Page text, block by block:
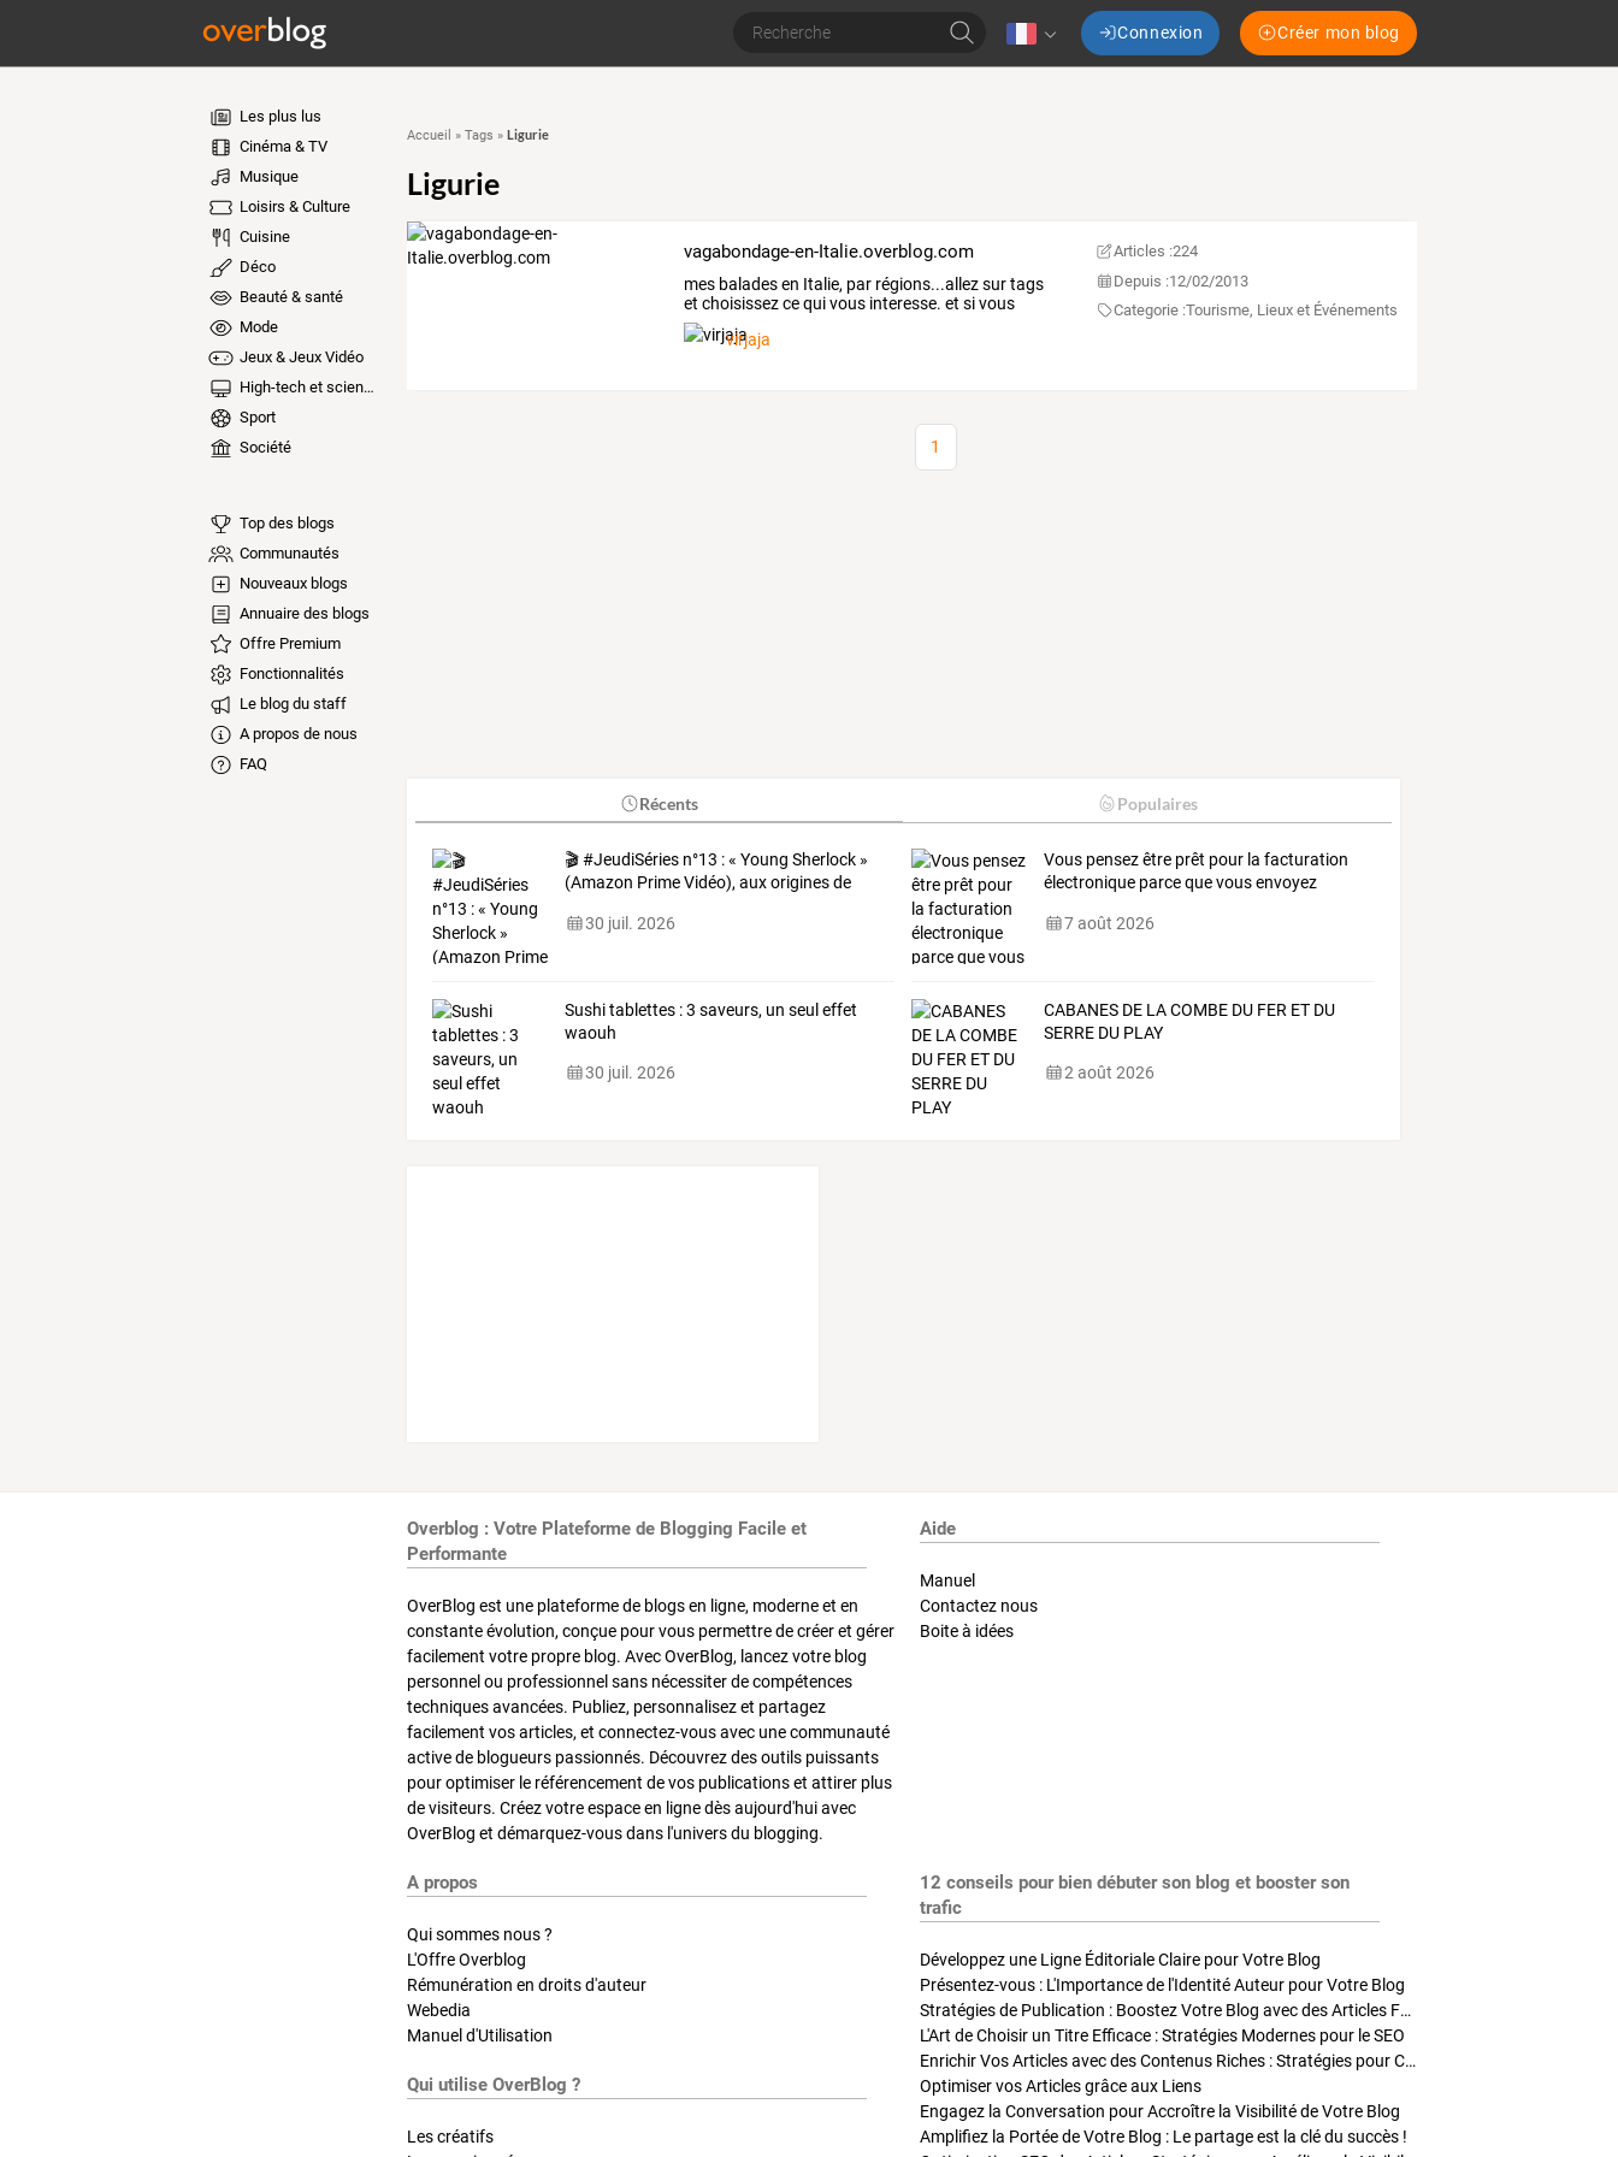
Connexion Créer mon blog
Les plus lus
Cinéma & TV
Musique
Loisirs & Culture
Cuisine
Déco
Beauté & santé
Mode
Jeux & Jeux Vidéo
High-tech et sciences
Sport
Société
Top des blogs
Communautés
Nouveaux blogs
Annuaire des blogs
Offre Premium
Fonctionnalités
Le blog du staff
A propos de nous
FAQ
Accueil » Tags » Ligurie
Ligurie
vagabondage-en-Italie.overblog.com
mes baladesen Italie, par régions...allezsurtags
et choisissezcequivous interesse. et sivous
voulez
virjaja
Articles :224
Depuis :12/02/2013
Categorie :Tourisme, Lieux et Événements
1
Récents Populaires
🎬#JeudiSériesn°13 :« Young Sherlock»
(Amazon PrimeVidéo), auxoriginesde
30 juil. 2026
Vous pensezêtre prêt pour la facturation
électronique parcequevousenvoyez
7 août 2026
Sushi tablettes : 3 saveurs, un seul effet
waouh
30 juil. 2026
CABANES DE LA COMBE DU FER ET DU
SERRE DU PLAY
2 août 2026
Overblog : Votre Plateforme de Blogging Facile et
Performante
OverBlog est une plateforme de blogs en ligne, moderne et en
constante évolution, conçue pour vous permettre de créer et gérer
facilement votre propre blog. Avec OverBlog, lancez votre blog
personnel ou professionnel sans nécessiter de compétences
techniques avancées. Publiez, personnalisez et partagez
facilement vos articles, et connectez-vous avec une communauté
active de blogueurs passionnés. Découvrez des outils puissants
pour optimiser le référencement de vos publications et attirer plus
de visiteurs. Créez votre espace en ligne dès aujourd'hui avec
OverBlog et démarquez-vous dans l'univers du blogging.
Aide
Manuel
Contactez nous
Boite à idées
A propos
Qui sommes nous ?
L'Offre Overblog
Rémunération en droits d'auteur
Webedia
Manuel d'Utilisation
Qui utilise OverBlog ?
Les créatifs
12 conseils pour bien débuter son blog et booster son
trafic
Développez une Ligne Éditoriale Claire pour Votre Blog
Présentez-vous : L'Importance de l'Identité Auteur pour Votre Blog
Stratégies de Publication : Boostez Votre Blog avec des Articles Fréquents et Exclusifs
L'Art de Choisir un Titre Efficace : Stratégies Modernes pour le SEO
Enrichir Vos Articles avec des Contenus Riches : Stratégies pour Captiver et Optimiser
Optimiser vos Articles grâce aux Liens
Engagez la Conversation pour Accroître la Visibilité de Votre Blog
Amplifiez la Portée de Votre Blog : Le partage est la clé du succès !